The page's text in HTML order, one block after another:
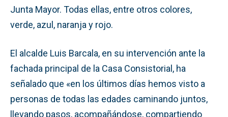
Junta Mayor. Todas ellas, entre otros colores,
verde, azul, naranja y rojo.
El alcalde Luis Barcala, en su intervención ante la
fachada principal de la Casa Consistorial, ha
señalado que «en los últimos días hemos visto a
personas de todas las edades caminando juntos,
llevando pasos, acompañándose, compartiendo